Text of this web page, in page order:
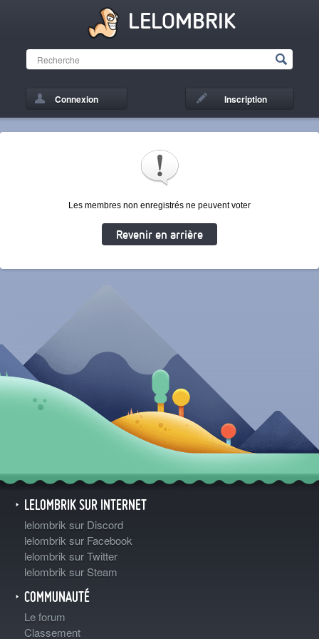
LELOMBRIK
Connexion Inscription
Les membres non enregistrés ne peuvent voter
Revenir en arrière
LELOMBRIK SUR INTERNET
lelombrik sur Discord
lelombrik sur Facebook
lelombrik sur Twitter
lelombrik sur Steam
COMMUNAUTÉ
Le forum
Classement